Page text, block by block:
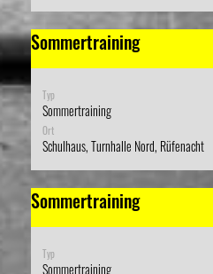
Sommertraining
Typ
Sommertraining
Ort
Schulhaus, Turnhalle Nord, Rüfenacht
Sommertraining
Typ
Sommertraining